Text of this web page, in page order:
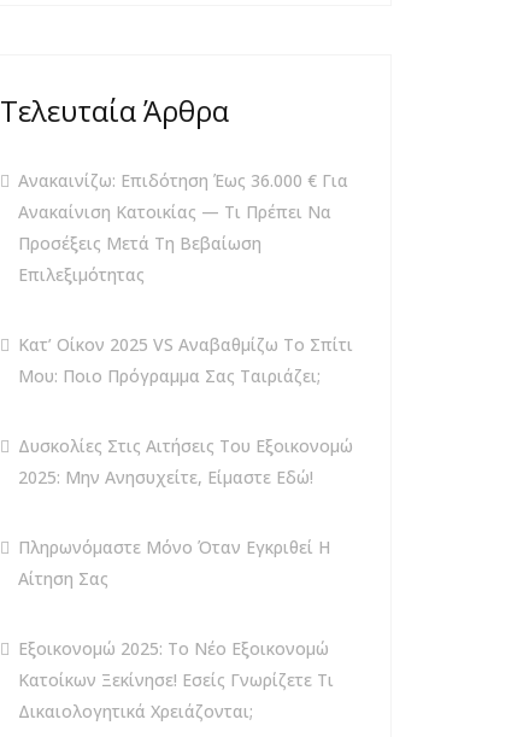
Τελευταία Άρθρα
Ανακαινίζω: Επιδότηση Έως 36.000 € Για
Ανακαίνιση Κατοικίας — Τι Πρέπει Να
Προσέξεις Μετά Τη Βεβαίωση
Επιλεξιμότητας
Κατ’ Οίκον 2025 VS Αναβαθμίζω Το Σπίτι
Μου: Ποιο Πρόγραμμα Σας Ταιριάζει;
Δυσκολίες Στις Αιτήσεις Του Εξοικονομώ
2025: Μην Ανησυχείτε, Είμαστε Εδώ!
Πληρωνόμαστε Μόνο Όταν Εγκριθεί Η
Αίτηση Σας
Εξοικονομώ 2025: Το Νέο Εξοικονομώ
Κατοίκων Ξεκίνησε! Εσείς Γνωρίζετε Τι
Δικαιολογητικά Χρειάζονται;